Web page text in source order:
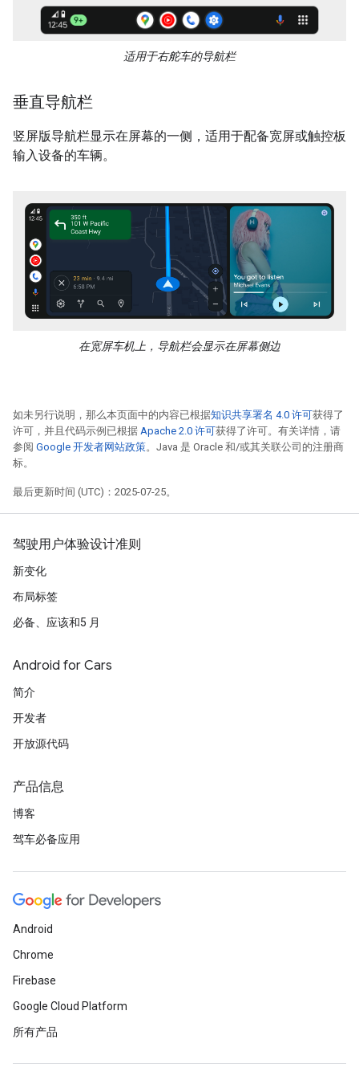
适用于右舵车的导航栏
垂直导航栏
竖屏版导航栏显示在屏幕的一侧，适用于配备宽屏或触控板
输入设备的车辆。
在宽屏车机上，导航栏会显示在屏幕侧边
如未另行说明，那么本页面中的内容已根据知识共享署名 4.0 许可获得了
许可，并且代码示例已根据 Apache 2.0 许可获得了许可。有关详情，请
参阅 Google 开发者网站政策。Java 是 Oracle 和/或其关联公司的注册商
标。
最后更新时间 (UTC)：2025-07-25。
驾驶用户体验设计准则
新变化
布局标签
必备、应该和5 月
Android for Cars
简介
开发者
开放源代码
产品信息
博客
驾车必备应用
Android
Chrome
Firebase
Google Cloud Platform
所有产品